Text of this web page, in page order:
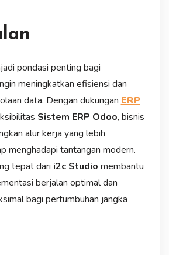
pondasi penting bagi
meningkatkan efisiensi dan
data. Dengan dukungan ERP
Sistem ERP Odoo, bisnis
alur kerja yang lebih
menghadapi tantangan modern.
tepat dari i2c Studio membantu
berjalan optimal dan
bagi pertumbuhan jangka